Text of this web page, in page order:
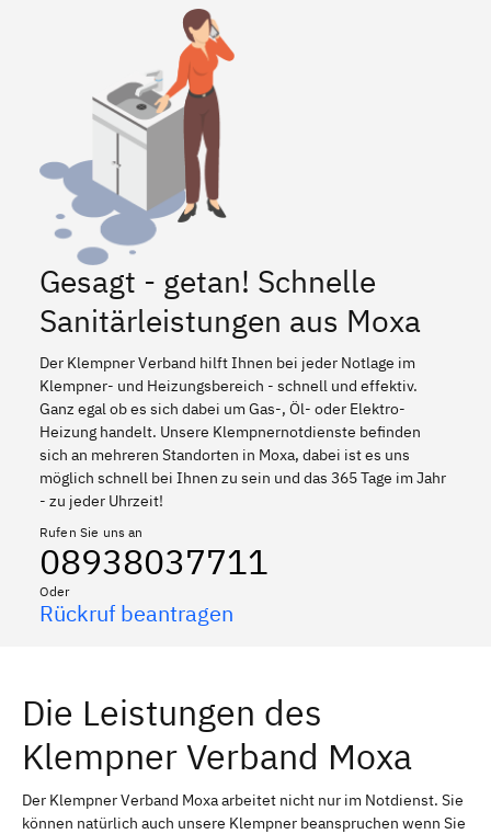
Gesagt - getan! Schnelle
Sanitärleistungen aus Moxa
Der Klempner Verband hilft Ihnen bei jeder Notlage im
Klempner- und Heizungsbereich - schnell und effektiv.
Ganz egal ob es sich dabei um Gas-, Öl- oder Elektro-
Heizung handelt. Unsere Klempnernotdienste befinden
sich an mehreren Standorten in Moxa, dabei ist es uns
möglich schnell bei Ihnen zu sein und das 365 Tage im Jahr
- zu jeder Uhrzeit!
Rufen Sie uns an
08938037711
Oder
Rückruf beantragen
Die Leistungen des
Klempner Verband Moxa
Der Klempner Verband Moxa arbeitet nicht nur im Notdienst. Sie
können natürlich auch unsere Klempner beanspruchen wenn Sie